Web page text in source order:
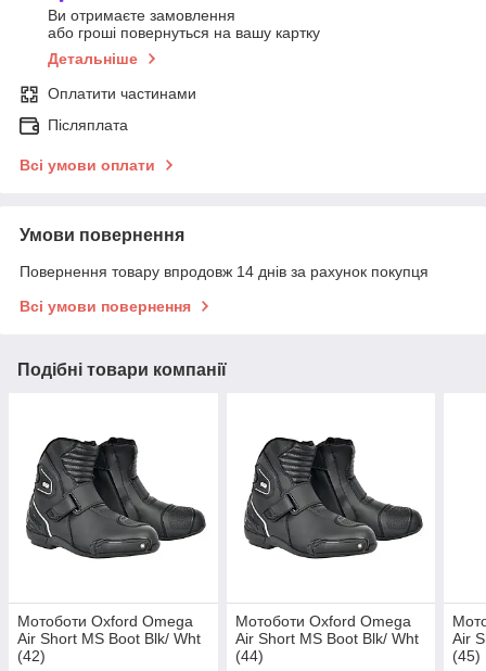
Ви отримаєте замовлення
або гроші повернуться на вашу картку
Детальніше
Оплатити частинами
Післяплата
Всі умови оплати
Умови повернення
Повернення товару впродовж 14 днів за рахунок покупця
Всі умови повернення
Подібні товари компанії
Мотоботи Oxford Omega
Air Short MS Boot Blk/ Wht
(42)
Мотоботи Oxford Omega
Air Short MS Boot Blk/ Wht
(44)
Air
(45)